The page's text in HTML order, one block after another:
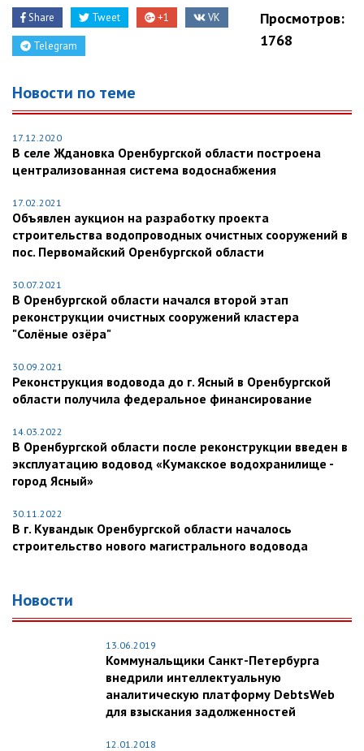
Share Tweet +1 VK
Telegram
Просмотров:
1768
Новости по теме
17.12.2020
В селе Ждановка Оренбургской области построена
централизованная система водоснабжения
17.02.2021
Объявлен аукцион на разработку проекта
строительства водопроводных очистных сооружений в
пос. Первомайский Оренбургской области
30.07.2021
В Оренбургской области начался второй этап
реконструкции очистных сооружений кластера
"Солёные озёра"
30.09.2021
Реконструкция водовода до г. Ясный в Оренбургской
области получила федеральное финансирование
14.03.2022
В Оренбургской области после реконструкции введен в
эксплуатацию водовод «Кумакское водохранилище -
город Ясный»
30.11.2022
В г. Кувандык Оренбургской области началось
строительство нового магистрального водовода
Новости
13.06.2019
Коммунальщики Санкт-Петербурга
внедрили интеллектуальную
аналитическую платформу DebtsWeb
для взыскания задолженностей
12.01.2018